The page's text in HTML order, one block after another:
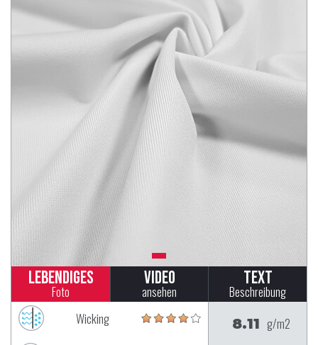
Lebendiges
Foto
Video
ansehen
Text
Beschreibung
Wicking 8.11 g/m2